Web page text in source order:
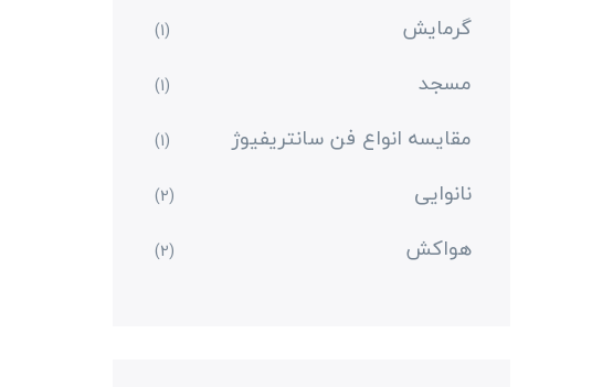
گرمایش (1)
مسجد (1)
مقایسه انواع فن سانتریفیوژ (1)
نانوایی (2)
هواکش (2)